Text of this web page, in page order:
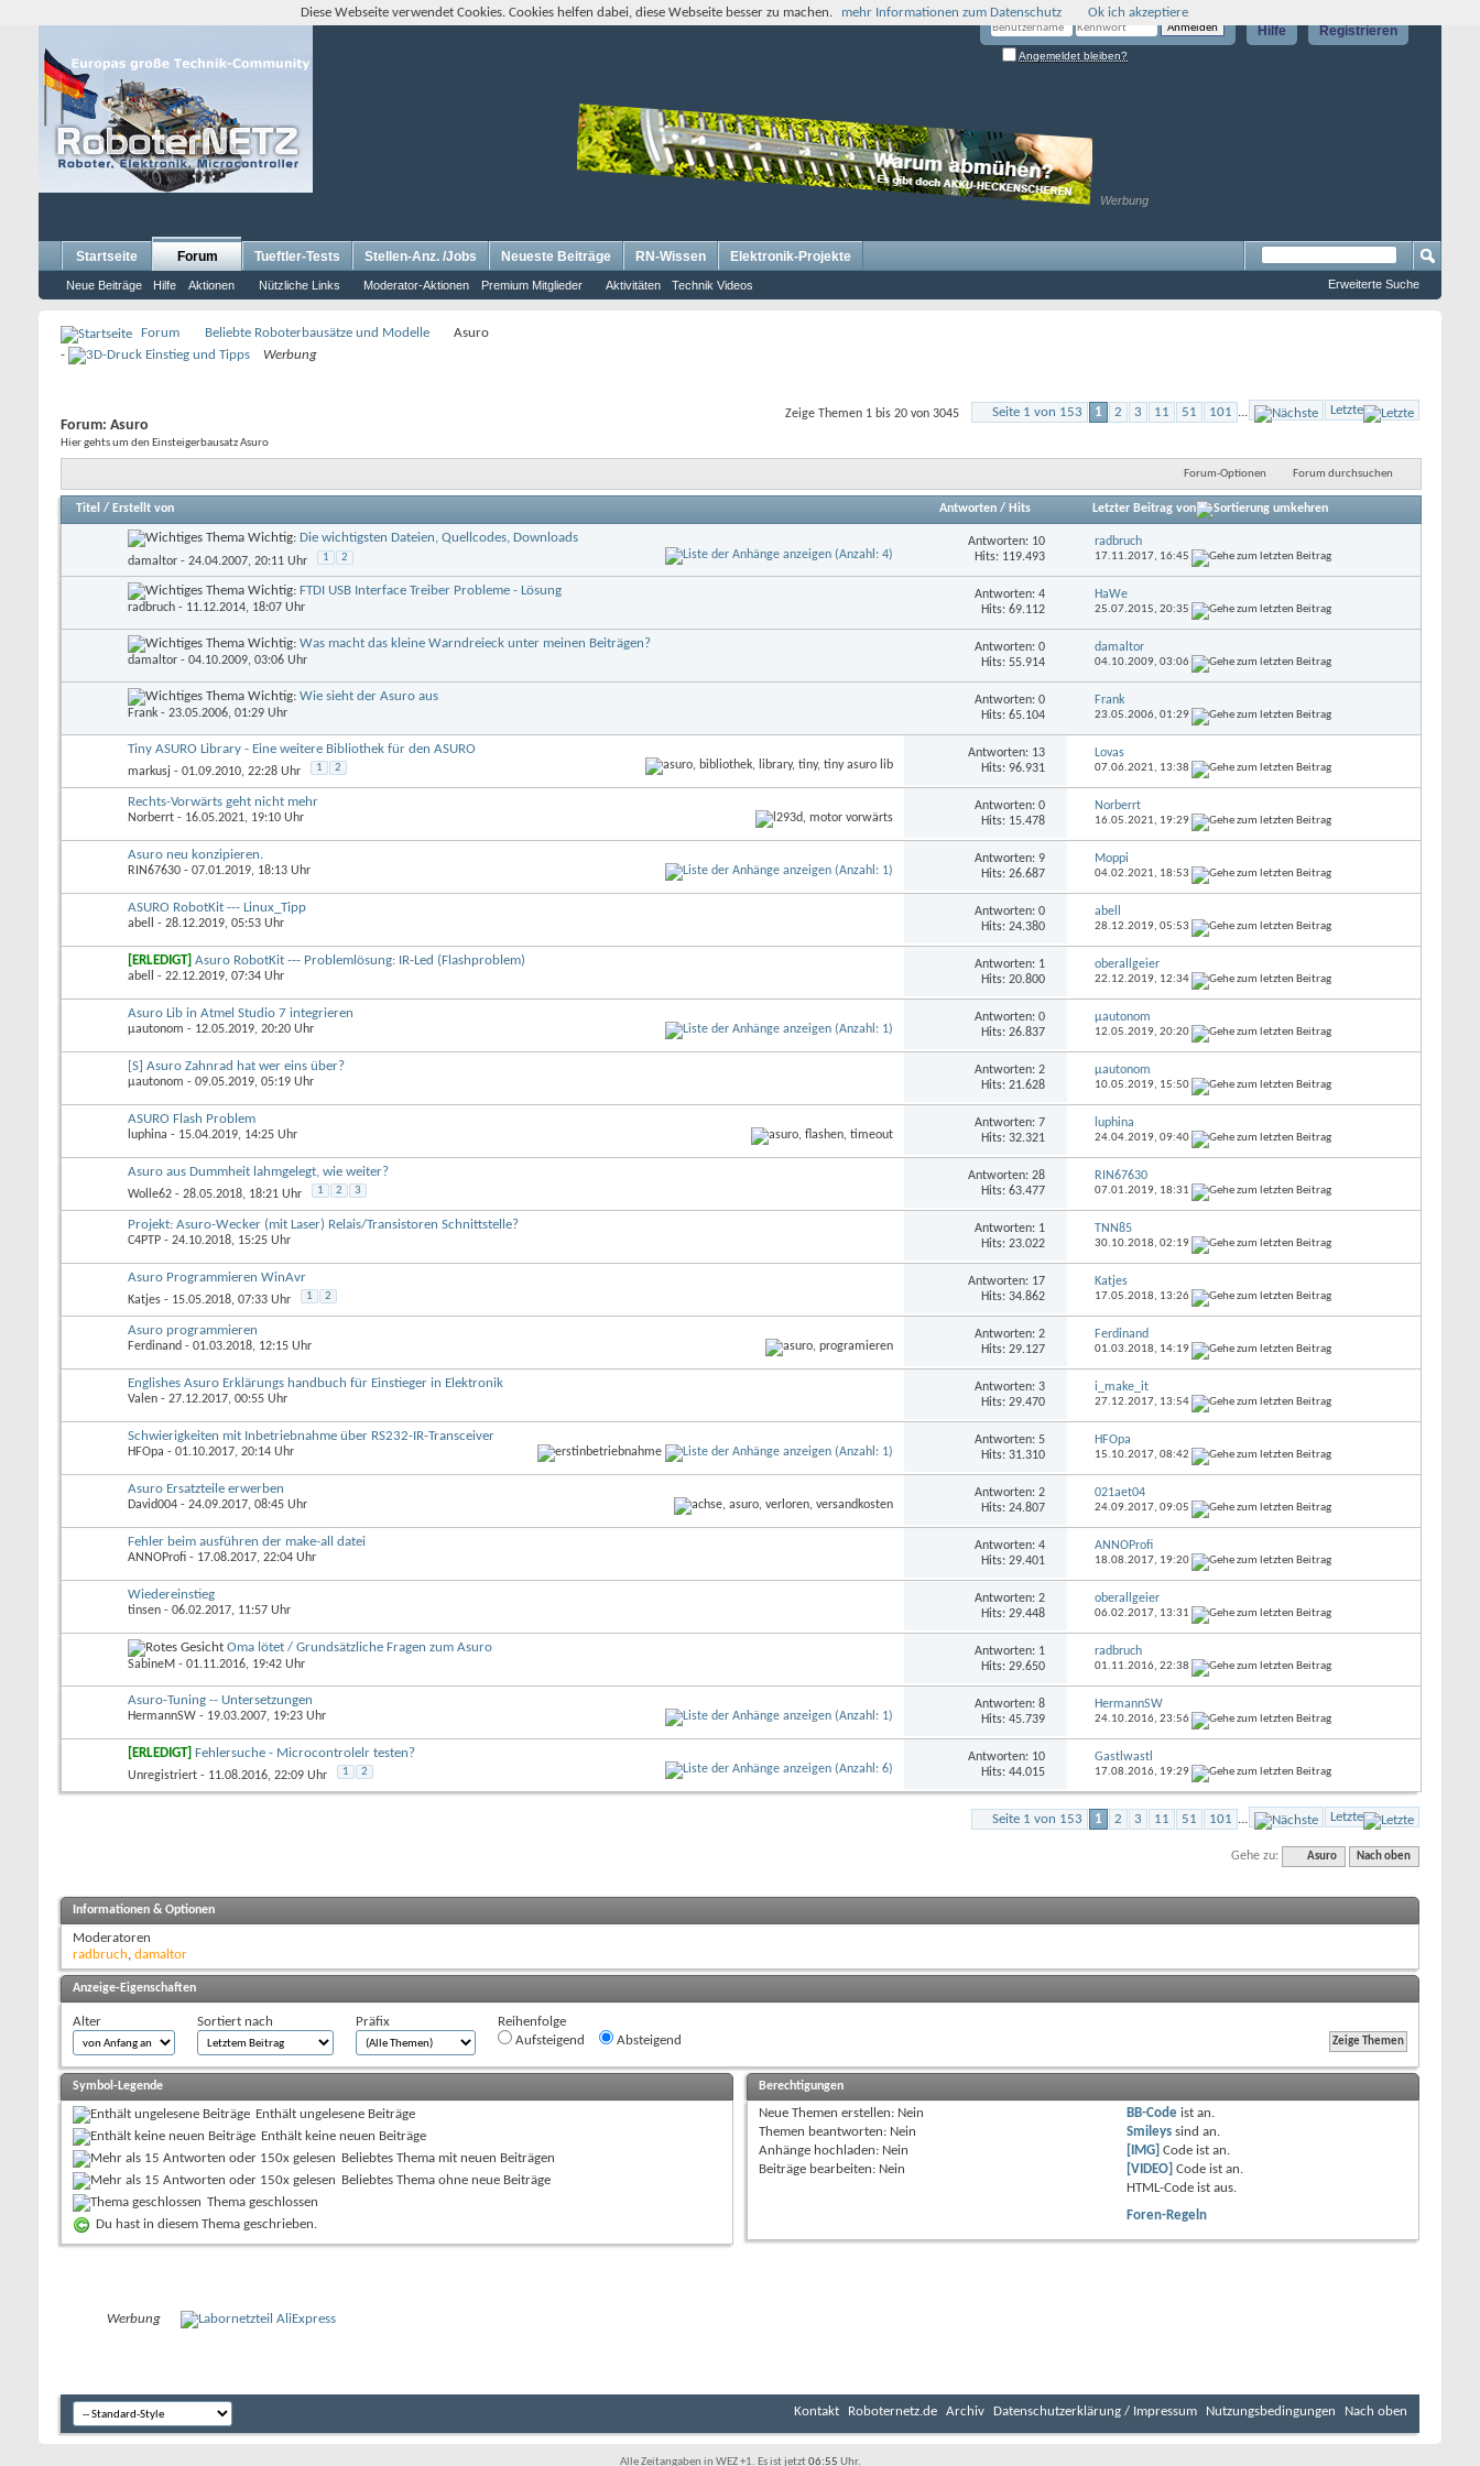
Registrieren
Hilfe
Angemeldet bleiben?
Werbung
Startseite Forum
Neue Beiträge Hilfe Aktionen Nützliche Links Moderator-Aktionen Premium Mitglieder Aktivitäten Technik Videos
Tueftler-Tests Stellen-Anz. /Jobs Neueste Beiträge RN-Wissen Elektronik-Projekte
Erweiterte Suche
Forum Beliebte Roboterbausätze und Modelle
Asuro
-
Werbung
Seite 1 von 153 1 2 3 11 51 101 ... Letzte
Zeige Themen 1 bis 20 von 3045
Forum: Asuro
Hier gehts um den Einsteigerbausatz Asuro
Forum-Optionen Forum durchsuchen
Titel / Erstellt von Antworten/ Hits Letzter Beitrag von
Wichtig: Die wichtigsten Dateien, Quellcodes, Downloads
damaltor - 24.04.2007, 20:11 Uhr 1 2
Antworten: 10
Hits: 119.493
radbruch
17.11.2017, 16:45
Wichtig: FTDI USB Interface Treiber Probleme - Lösung
radbruch - 11.12.2014, 18:07 Uhr
Antworten: 4
Hits: 69.112
HaWe
25.07.2015, 20:35
Wichtig: Was macht das kleine Warndreieck unter meinen Beiträgen?
damaltor - 04.10.2009, 03:06 Uhr
Antworten: 0
Hits: 55.914
damaltor
04.10.2009, 03:06
Wichtig: Wie sieht der Asuro aus
Frank - 23.05.2006, 01:29 Uhr
Antworten: 0
Hits: 65.104
Frank
23.05.2006, 01:29
Tiny ASURO Library - Eine weitere Bibliothek für den ASURO
markusj - 01.09.2010, 22:28 Uhr 1 2
Antworten: 13
Hits: 96.931
Lovas
07.06.2021, 13:38
Rechts-Vorwärts geht nicht mehr
Norberrt - 16.05.2021, 19:10 Uhr
Antworten: 0
Hits: 15.478
Norberrt
16.05.2021, 19:29
Asuro neu konzipieren.
RIN67630 - 07.01.2019, 18:13 Uhr
Antworten: 9
Hits: 26.687
Moppi
04.02.2021, 18:53
ASURO RobotKit --- Linux_Tipp
abell - 28.12.2019, 05:53 Uhr
Antworten: 0
Hits: 24.380
abell
28.12.2019, 05:53
[ERLEDIGT] Asuro RobotKit --- Problemlösung: IR-Led (Flashproblem)
abell - 22.12.2019, 07:34 Uhr
Antworten: 1
Hits: 20.800
oberallgeier
22.12.2019, 12:34
Asuro Lib in Atmel Studio 7 integrieren
µautonom - 12.05.2019, 20:20 Uhr
Antworten: 0
Hits: 26.837
µautonom
12.05.2019, 20:20
[S] Asuro Zahnrad hat wer eins über?
µautonom - 09.05.2019, 05:19 Uhr
Antworten: 2
Hits: 21.628
µautonom
10.05.2019, 15:50
ASURO Flash Problem
luphina - 15.04.2019, 14:25 Uhr
Antworten: 7
Hits: 32.321
luphina
24.04.2019, 09:40
Asuro aus Dummheit lahmgelegt, wie weiter?
Wolle62 - 28.05.2018, 18:21 Uhr 1 2 3
Antworten: 28
Hits: 63.477
RIN67630
07.01.2019, 18:31
Projekt: Asuro-Wecker (mit Laser) Relais/Transistoren Schnittstelle?
C4PTP - 24.10.2018, 15:25 Uhr
Antworten: 1
Hits: 23.022
TNN85
30.10.2018, 02:19
Asuro Programmieren WinAvr
Katjes - 15.05.2018, 07:33 Uhr 1 2
Antworten: 17
Hits: 34.862
Katjes
17.05.2018, 13:26
Asuro programmieren
Ferdinand - 01.03.2018, 12:15 Uhr
Antworten: 2
Hits: 29.127
Ferdinand
01.03.2018, 14:19
Englishes Asuro Erklärungs handbuch für Einstieger in Elektronik
Valen - 27.12.2017, 00:55 Uhr
Antworten: 3
Hits: 29.470
i_make_it
27.12.2017, 13:54
Schwierigkeiten mit Inbetriebnahme über RS232-IR-Transceiver
HFOpa - 01.10.2017, 20:14 Uhr
Antworten: 5
Hits: 31.310
HFOpa
15.10.2017, 08:42
Asuro Ersatzteile erwerben
David004 - 24.09.2017, 08:45 Uhr
Antworten: 2
Hits: 24.807
021aet04
24.09.2017, 09:05
Fehler beim ausführen der make-all datei
ANNOProfi - 17.08.2017, 22:04 Uhr
Antworten: 4
Hits: 29.401
ANNOProfi
18.08.2017, 19:20
Wiedereinstieg
tinsen - 06.02.2017, 11:57 Uhr
Antworten: 2
Hits: 29.448
oberallgeier
06.02.2017, 13:31
Oma lötet / Grundsätzliche Fragen zum Asuro
SabineM - 01.11.2016, 19:42 Uhr
Antworten: 1
Hits: 29.650
radbruch
01.11.2016, 22:38
Asuro-Tuning -- Untersetzungen
HermannSW - 19.03.2007, 19:23 Uhr
Antworten: 8
Hits: 45.739
HermannSW
24.10.2016, 23:56
[ERLEDIGT] Fehlersuche - Microcontrolelr testen?
Unregistriert - 11.08.2016, 22:09 Uhr 1 2
Antworten: 10
Hits: 44.015
Gastlwastl
17.08.2016, 19:29
Seite 1 von 153 1 2 3 11 51 101 ... Letzte
Gehe zu: Asuro Nach oben
Informationen & Optionen
Moderatoren
radbruch, damaltor
Anzeige-Eigenschaften
Alter Sortiert nach Präfix
Reihenfolge
Aufsteigend
Absteigend
Symbol-Legende
Enthält ungelesene Beiträge
Enthält keine neuen Beiträge
Beliebtes Thema mit neuen Beiträgen
Beliebtes Thema ohne neue Beiträge
Thema geschlossen
Du hast in diesem Thema geschrieben.
Berechtigungen
Neue Themen erstellen: Nein
Themen beantworten: Nein
Anhänge hochladen: Nein
Beiträge bearbeiten: Nein
BB-Code istan.
Smileys sindan.
[IMG] Code istan.
[VIDEO] Code istan.
HTML-Code istaus.
Foren-Regeln
Werbung
Kontakt Roboternetz.de Archiv Datenschutzerklärung / Impressum Nutzungsbedingungen Nach oben
Alle Zeitangaben in WEZ +1. Es ist jetzt06:55 Uhr.
Diese Webseite verwendet Cookies. Cookies helfen dabei, diese Webseite besser zu machen. mehr Informationen zum Datenschutz Ok ich akzeptiere